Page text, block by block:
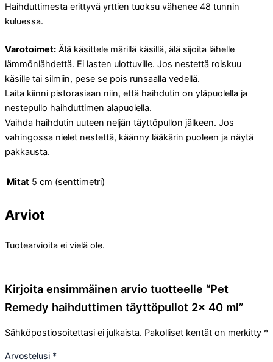
Haihduttimesta erittyvä yrttien tuoksu vähenee 48 tunnin
kuluessa.
Varotoimet: Älä käsittele märillä käsillä, älä sijoita lähelle
lämmönlähdettä. Ei lasten ulottuville. Jos nestettä roiskuu
käsille tai silmiin, pese se pois runsaalla vedellä.
Laita kiinni pistorasiaan niin, että haihdutin on yläpuolella ja
nestepullo haihduttimen alapuolella.
Vaihda haihdutin uuteen neljän täyttöpullon jälkeen. Jos
vahingossa nielet nestettä, käänny lääkärin puoleen ja näytä
pakkausta.
Mitat 5 cm (senttimetri)
Arviot
Tuotearvioita ei vielä ole.
Kirjoita ensimmäinen arvio tuotteelle “Pet
Remedy haihduttimen täyttöpullot 2x 40 ml”
Sähköpostiosoitettasi ei julkaista. Pakolliset kentät on merkitty *
Arvostelusi *